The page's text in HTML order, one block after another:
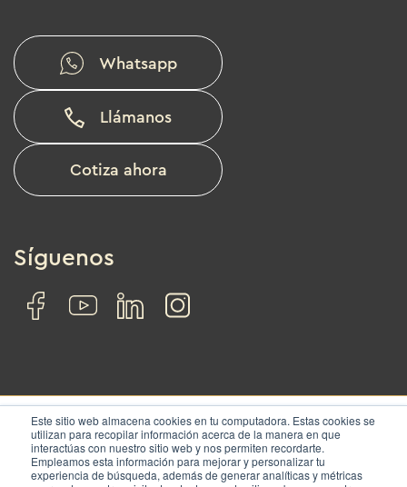
Este sitio web almacena cookies en tu computadora. Estas cookies se
utilizan para recopilar información acerca de la manera en que
interactúas con nuestro sitio web y nos permiten recordarte.
Empleamos esta información para mejorar y personalizar tu
experiencia de búsqueda, además de generar analíticas y métricas
Whatsapp
Llámanos
Cotiza ahora
Síguenos
© IZA. All rights reserved.